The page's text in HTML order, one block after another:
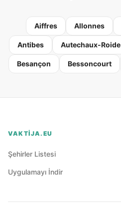
Aiffres Allonnes
Antibes Autechaux-Roide
Besançon Bessoncourt
VAKTIJA.EU
Şehirler Listesi
Uygulamayı İndir